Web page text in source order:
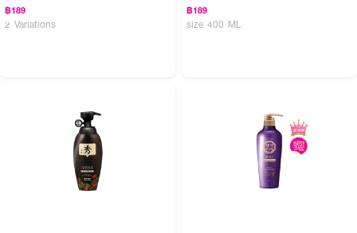
฿189
2 Variations
฿189
size 400 ML